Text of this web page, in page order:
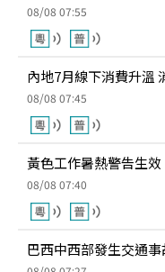
08/08 07:55
內地7月線下消費升溫
08/08 07:45
黃色工作暑熱警告生效
08/08 07:40
巴西中西部發生交通